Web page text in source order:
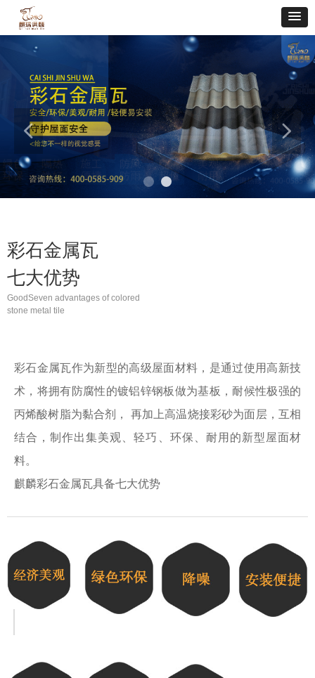
넳 넲
彩石金属瓦
七大优势
GoodSeven advantages of colored
stone metal tile
彩石金属瓦作为新型的高级屋面材料，是通过使用高新技
术，将拥有防腐性的镀铝锌钢板做为基板，耐候性极强的
丙烯酸树脂为黏合剂， 再加上高温烧接彩砂为面层，互相
结合，制作出集美观、轻巧、环保、耐用的新型屋面材
料。
麒麟彩石金属瓦具备七大优势